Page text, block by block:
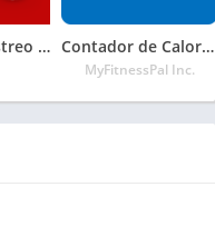
Ciclismo – Rastreo de Bicicleta Contador de Calorías
MyFitnessPal Inc.